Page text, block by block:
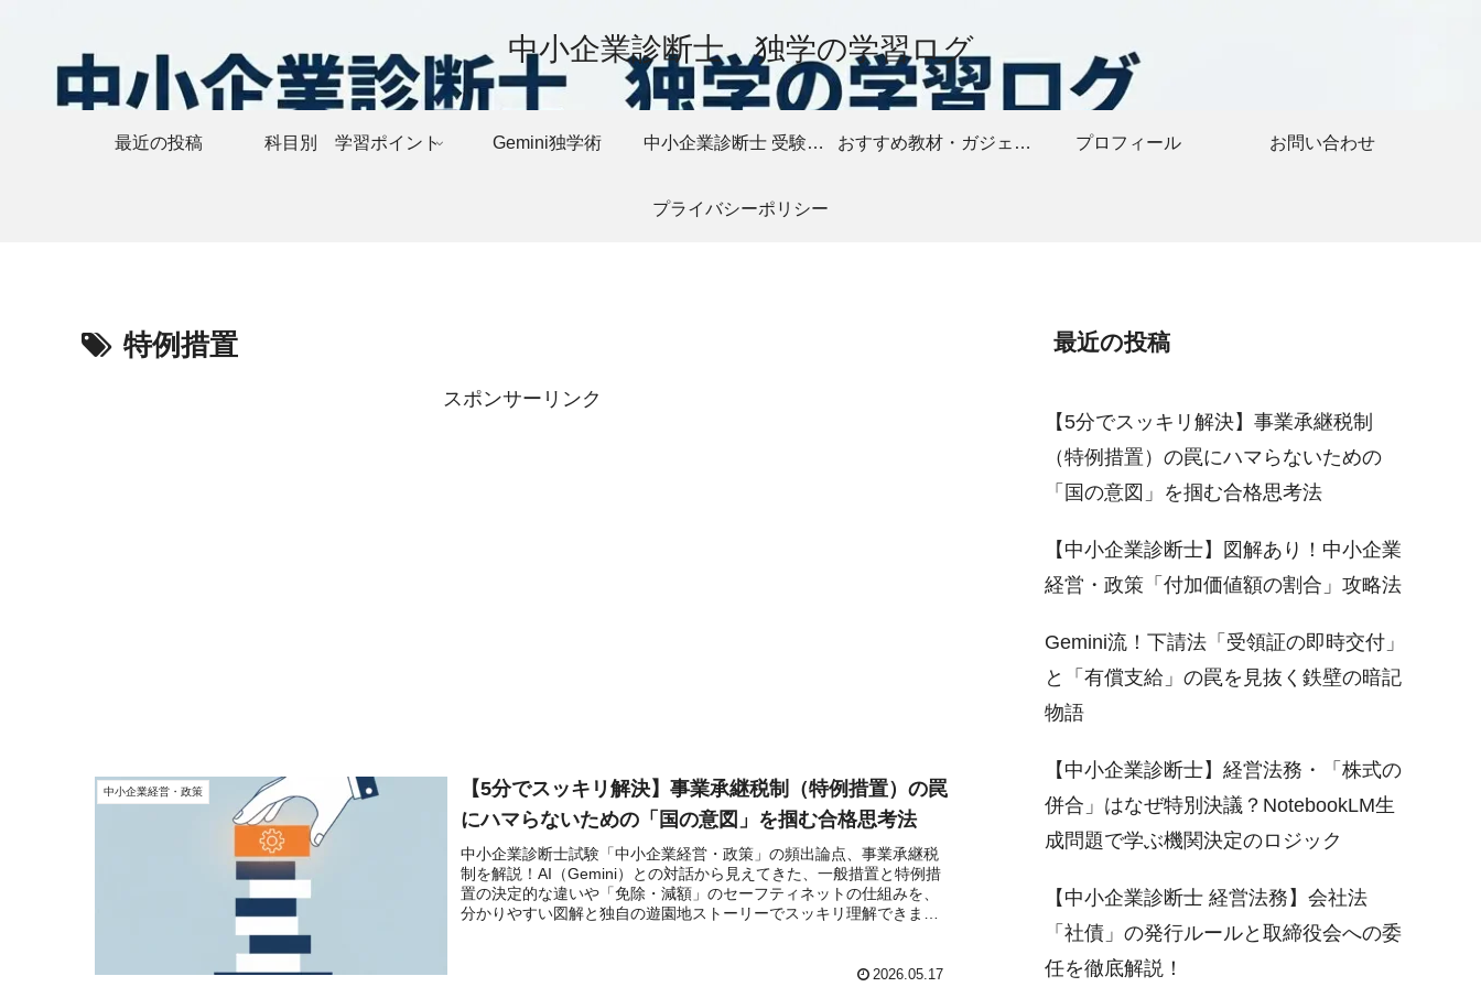
中小企業診断士 独学の学習ログ
最近の投稿 科目別 学習ポイント Gemini独学術 中小企業診断士 受験記録 おすすめ教材・ガジェット プロフィール お問い合わせ
プライバシーポリシー
特例措置
スポンサーリンク
中小企業経営・政策
【5分でスッキリ解決】事業承継税制（特例措置）の罠
にハマらないための「国の意図」を掴む合格思考法
中小企業診断士試験「中小企業経営・政策」の頻出論点、事業承継税
制を解説！AI（Gemini）との対話から見えてきた、一般措置と特例措
置の決定的な違いや「免除・減額」のセーフティネットの仕組みを、
分かりやすい図解と独自の遊園地ストーリーでスッキリ理解できま
2026.05.17
最近の投稿
【5分でスッキリ解決】事業承継税制
（特例措置）の罠にハマらないための
「国の意図」を掴む合格思考法
【中小企業診断士】図解あり！中小企業
経営・政策「付加価値額の割合」攻略法
Gemini流！下請法「受領証の即時交付」
と「有償支給」の罠を見抜く鉄壁の暗記
物語
【中小企業診断士】経営法務・「株式の
併合」はなぜ特別決議？NotebookLM生
成問題で学ぶ機関決定のロジック
【中小企業診断士 経営法務】会社法
「社債」の発行ルールと取締役会への委
任を徹底解説！